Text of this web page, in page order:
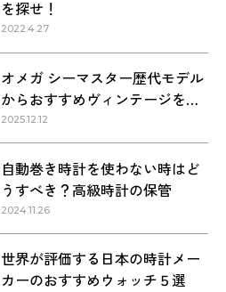
を探せ！
2022.4.27
オメガ シーマスター歴代モデル
からおすすめヴィンテージを紹
介
2025.12.12
自動巻き時計を使わない時はど
うすべき？高級時計の保管
2024.11.26
世界が評価する日本の時計メー
カーのおすすめウォッチ５選